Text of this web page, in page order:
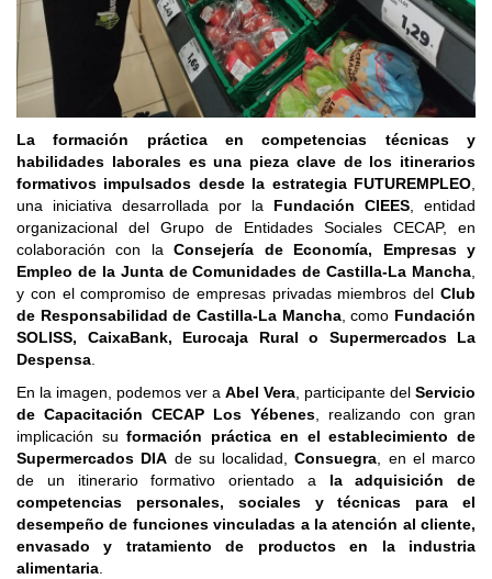
La formación práctica en competencias técnicas y
habilidades laborales es una pieza clave de los itinerarios
formativos impulsados desde la estrategia FUTUREMPLEO,
una iniciativa desarrollada por la Fundación CIEES, entidad
organizacional del Grupo de Entidades Sociales CECAP, en
colaboración con laConsejería de Economía, Empresas y
Empleo de la Junta de Comunidades de Castilla-La Mancha,
y con el compromiso de empresas privadas miembros del Club
de Responsabilidad de Castilla-La Mancha, como Fundación
SOLISS, CaixaBank, Eurocaja Rural o Supermercados La
Despensa.
En la imagen, podemos ver a Abel Vera, participante del Servicio
de Capacitación CECAP Los Yébenes, realizando con gran
implicación suformación práctica en el establecimiento de
Supermercados DIA de su localidad,Consuegra, en el marco
de un itinerario formativo orientado a la adquisición de
competencias personales, sociales y técnicas para el
desempeño de funciones vinculadas a la atención al cliente,
envasado y tratamiento de productos en la industria
alimentaria.